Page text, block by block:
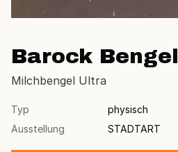
Barock Bengel
Milchbengel Ultra
Typ
physisch
Ausstellung
STADTART